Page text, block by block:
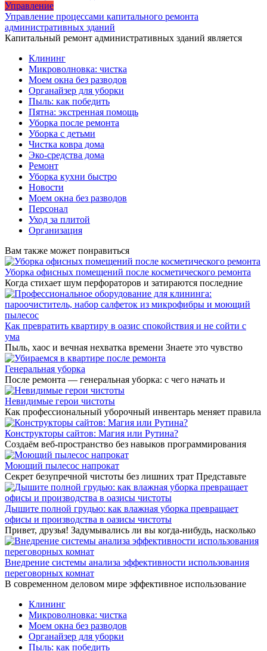
Управление
Управление процессами капитального ремонта
административных зданий
Капитальный ремонт административных зданий является
Клининг
Микроволновка: чистка
Моем окна без разводов
Органайзер для уборки
Пыль: как победить
Пятна: экстренная помощь
Уборка после ремонта
Уборка с детьми
Чистка ковра дома
Эко-средства дома
Ремонт
Уборка кухни быстро
Новости
Моем окна без разводов
Персонал
Уход за плитой
Организация
Вам также может понравиться
Уборка офисных помещений после косметического ремонта
Когда стихает шум перфораторов и затираются последние
Как превратить квартиру в оазис спокойствия и не сойти с
ума
Пыль, хаос и вечная нехватка времени Знаете это чувство
Генеральная уборка
После ремонта — генеральная уборка: с чего начать и
Невидимые герои чистоты
Как профессиональный уборочный инвентарь меняет правила
Конструкторы сайтов: Магия или Рутина?
Создаём веб-пространство без навыков программирования
Моющий пылесос напрокат
Секрет безупречной чистоты без лишних трат Представьте
Дышите полной грудью: как влажная уборка превращает
офисы и производства в оазисы чистоты
Привет, друзья! Задумывались ли вы когда-нибудь, насколько
Внедрение системы анализа эффективности использования
переговорных комнат
В современном деловом мире эффективное использование
Клининг
Микроволновка: чистка
Моем окна без разводов
Органайзер для уборки
Пыль: как победить